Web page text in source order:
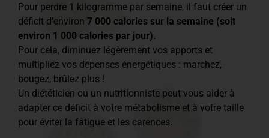
Pour perdre 1 kilogramme par semaine, il faut créer un
déficit d’environ 7 000 calories sur la semaine (soit
environ 1 000 calories par jour).
Pour cela, diminuez légèrement vos apports et
multipliez vos dépenses énergétiques : marchez,
bougez, brûlez plus !
Un diététicien ou un nutritionniste peut vous aider à
adapter ce déficit à votre métabolisme et à votre taille
pour éviter la fatigue et les carences.